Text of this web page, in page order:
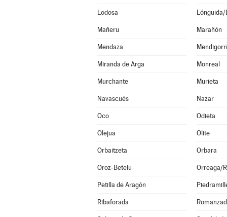
Lodosa Lónguida/
Mañeru Marañón
Mendaza
Miranda de Arga Monreal
Murchante Murieta
Navascués Nazar
Oco Odieta
Olejua Olite
Orbaitzeta Orbara
Oroz-Betelu Orreaga/
Petilla de Aragón
Ribaforada